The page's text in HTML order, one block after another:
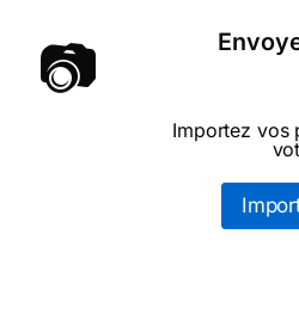
📷
Importez vos